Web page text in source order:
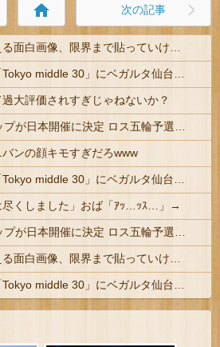
home 次の記事
大評価されすぎじゃねないか？
バンの顔キモすぎだろwww
尽くしました」おば「ｱｯ…ｯｽ…」→